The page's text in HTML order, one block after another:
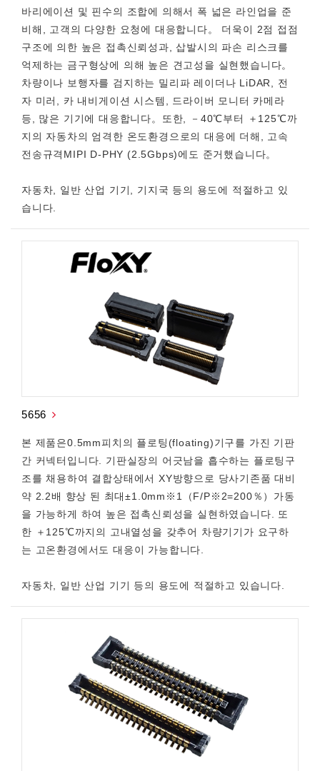
바리에이션 및 핀수의 조합에 의해서 폭 넓은 라인업을 준
비해, 고객의 다양한 요청에 대응합니다。 더욱이 2점 접점
구조에 의한 높은 접촉신뢰성과, 삽발시의 파손 리스크를
억제하는 금구형상에 의해 높은 견고성을 실현했습니다。
차량이나 보행자를 검지하는 밀리파 레이더나 LiDAR, 전
자 미러, 카 내비게이션 시스템, 드라이버 모니터 카메라
등, 많은 기기에 대응합니다。또한, －40℃부터 ＋125℃까
지의 자동차의 엄격한 온도환경으로의 대응에 더해, 고속
전송규격MIPI D-PHY (2.5Gbps)에도 준거했습니다。
자동차, 일반 산업 기기, 기지국 등의 용도에 적절하고 있
습니다.
5656
본 제품은0.5mm피치의 플로팅(floating)기구를 가진 기판
간 커넥터입니다. 기판실장의 어긋남을 흡수하는 플로팅구
조를 채용하여 결합상태에서 XY방향으로 당사기존품 대비
약 2.2배 향상 된 최대±1.0mm※1（F/P※2=200％）가동
을 가능하게 하여 높은 접촉신뢰성을 실현하였습니다. 또
한 ＋125℃까지의 고내열성을 갖추어 차량기기가 요구하
는 고온환경에서도 대응이 가능합니다.
자동차, 일반 산업 기기 등의 용도에 적절하고 있습니다.